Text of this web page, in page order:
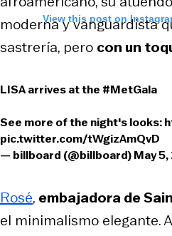
View this post on
moderna y vanguardista
sastrería, pero con un
LISA arrives at the #MetGala
See more of the night's looks:
pic.twitter.com/tWgizAmQvD
— billboard (@billboard)May
Rosé, embajadora de
el minimalismo elegante.